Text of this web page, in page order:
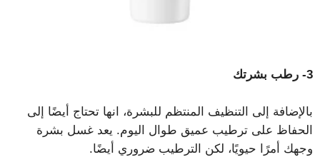
3- رطب بشرتك
بالإضافة إلى التنظيف المنتظم للبشرة، انها تحتاج أيضًا إلى
الحفاظ على ترطيب عميق طوال اليوم. يعد غسل بشرة
وجهك أمرًا حيويًا، لكن الترطيب ضروري أيضًا.